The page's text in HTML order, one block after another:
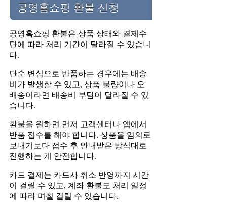
공영홈쇼핑 환불 신청
공영홈쇼핑 환불은 상품 상태와 결제수
단에 따라 처리 기간이 달라질 수 있습니
다.
단순 변심으로 반품하는 경우에는 배송
비가 발생할 수 있고, 상품 불량이나 오
배송이라면 배송비 부담이 달라질 수 있
습니다.
환불을 원하면 먼저 고객센터나 앱에서
반품 접수를 해야 합니다. 상품을 임의로
보내기보다 접수 후 안내받은 방식대로
진행하는 게 안전합니다.
카드 결제는 카드사 취소 반영까지 시간
이 걸릴 수 있고, 계좌 환불도 처리 일정
에 따라 며칠 걸릴 수 있습니다.